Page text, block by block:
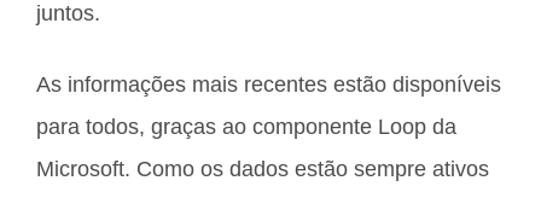
juntos.
As informações mais recentes estão disponíveis
para todos, graças ao componente Loop da
Microsoft. Como os dados estão sempre ativos